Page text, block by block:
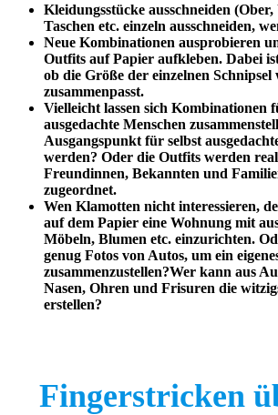
Kleidungsstücke ausschneiden
Taschen etc. einzeln ausschneiden,
Neue Kombinationen ausprobieren
Outfits auf Papier aufkleben. Dabei
ob die Größe der einzelnen
zusammenpasst.
Vielleicht lassen sich Kombinationen
ausgedachte Menschen
Ausgangspunkt für selbst
werden? Oder die Outfits werden
Freundinnen, Bekannten und
zugeordnet.
Wen Klamotten nicht interessieren,
auf dem Papier eine Wohnung mit
Möbeln, Blumen etc. einzurichten.
genug Fotos von Autos, um ein
zusammenzustellen?Wer kann aus
Nasen, Ohren und Frisuren die
erstellen?
Fingerstricken